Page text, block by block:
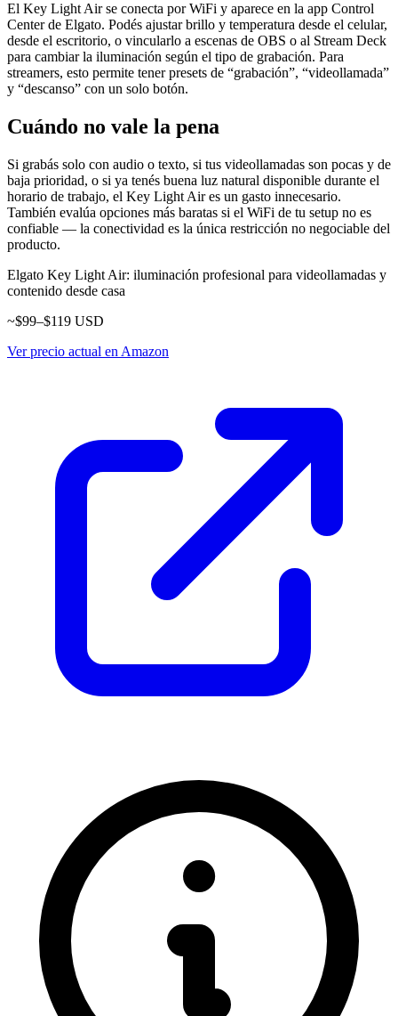
El Key Light Air se conecta por WiFi y aparece en la app Control
Center de Elgato. Podés ajustar brillo y temperatura desde el celular,
desde el escritorio, o vincularlo a escenas de OBS o al Stream Deck
para cambiar la iluminación según el tipo de grabación. Para
streamers, esto permite tener presets de “grabación”, “videollamada”
y “descanso” con un solo botón.
Cuándo no vale la pena
Si grabás solo con audio o texto, si tus videollamadas son pocas y de
baja prioridad, o si ya tenés buena luz natural disponible durante el
horario de trabajo, el Key Light Air es un gasto innecesario.
También evalúa opciones más baratas si el WiFi de tu setup no es
confiable — la conectividad es la única restricción no negociable del
producto.
Elgato Key Light Air: iluminación profesional para videollamadas y
contenido desde casa
~$99–$119 USD
Ver precio actual en Amazon